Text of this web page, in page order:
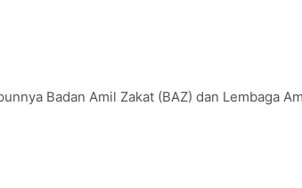
Badan Amil Zakat (BAZ) dan Lembaga